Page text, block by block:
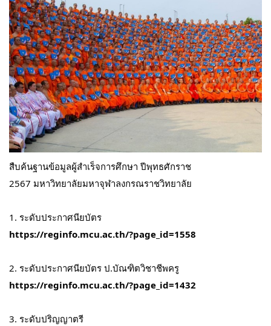
สืบค้นฐานข้อมูลผู้สำเร็จการศึกษา ปีพุทธศักราช
2567 มหาวิทยาลัยมหาจุฬาลงกรณราชวิทยาลัย
1. ระดับประกาศนียบัตร
https://reginfo.mcu.ac.th/?page_id=1558
2. ระดับประกาศนียบัตร ป.บัณฑิตวิชาชีพครู
https://reginfo.mcu.ac.th/?page_id=1432
3. ระดับปริญญาตรี